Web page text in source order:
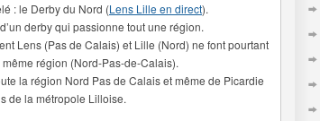
: le Derby du Nord (Lens Lille en direct).
derby qui passionne tout une région.
Lens (Pas de Calais) et Lille (Nord) ne font pourtant
région (Nord-Pas-de-Calais).
la région Nord Pas de Calais et même de Picardie
de la métropole Lilloise.